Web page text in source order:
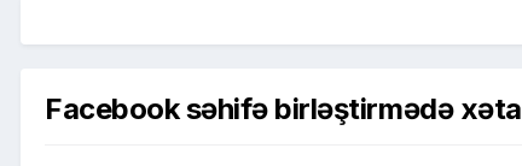
Facebook səhifə birləştirmədə xəta